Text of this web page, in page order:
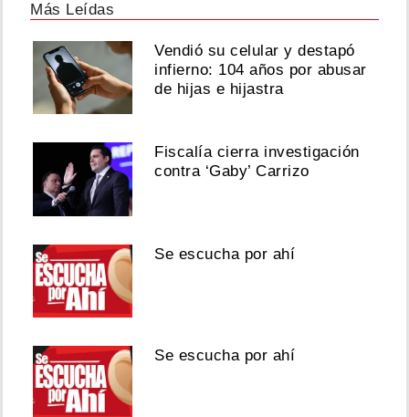
Más Leídas
Vendió su celular y destapó
infierno: 104 años por abusar
de hijas e hijastra
Fiscalía cierra investigación
contra ‘Gaby’ Carrizo
Se escucha por ahí
Se escucha por ahí